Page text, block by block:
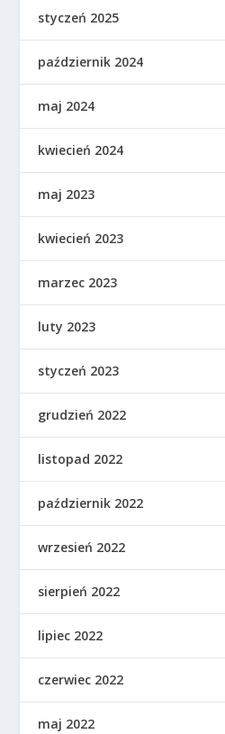
styczeń 2025
październik 2024
maj 2024
kwiecień 2024
maj 2023
kwiecień 2023
marzec 2023
luty 2023
styczeń 2023
grudzień 2022
listopad 2022
październik 2022
wrzesień 2022
sierpień 2022
lipiec 2022
czerwiec 2022
maj 2022